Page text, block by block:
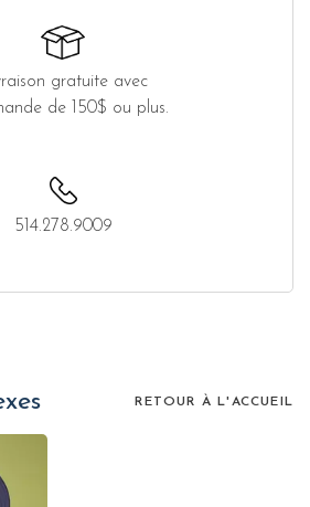
gratuite avec
de 150$ ou plus.
514.278.9009
RETOUR À L'ACCUEIL